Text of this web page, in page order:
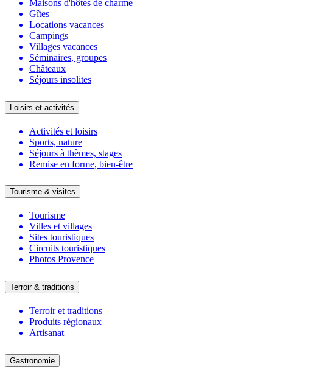
Maisons d'hôtes de charme
Gîtes
Locations vacances
Campings
Villages vacances
Séminaires, groupes
Châteaux
Séjours insolites
Loisirs et activités
Activités et loisirs
Sports, nature
Séjours à thèmes, stages
Remise en forme, bien-être
Tourisme & visites
Tourisme
Villes et villages
Sites touristiques
Circuits touristiques
Photos Provence
Terroir & traditions
Terroir et traditions
Produits régionaux
Artisanat
Gastronomie